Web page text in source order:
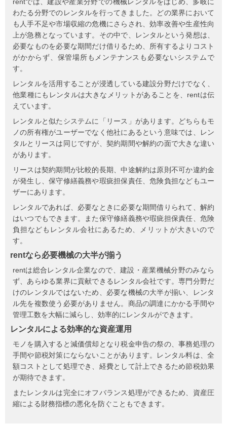
わたる分野でのレンタルを行ってきました。どの業界において
も人手不足や市場収縮の危機にさらされ、効率改善や生産性向
上が急務となっています。その中で、レンタルという発想は、
必要なものを必要な期間だけ借りるため、所有するよりコスト
がかからず、保管場所もメンテナンスも必要ないシステムで
す。
レンタルを活用することが浸透している建設分野だけでなく、
他業種にもレンタルは大きなメリットがあることを、rentは伝
えています。
レンタルと似たシステムに「リース」があります。どちらもモ
ノの所有権がユーザーでなく他社にあるという意味では、レン
タルとリースは同じですが、契約期間や解約の面で大きな違い
があります。
リースは契約期間が比較的長期、中途解約は原則不可か違約金
が発生し、保守修繕義務や瑕疵担保責任、危険負担などもユー
ザーにあります。
レンタルであれば、必要なときに必要な期間借りられて、解約
はいつでもできます。また保守修繕義務や瑕疵担保責任、危険
負担などもレンタル会社にあるため、メリットが大きいので
す。
rentなら必要機械の大半が揃う
rentは総合レンタル企業なので、建設・産業機械分野のみなら
ず、あらゆる業界に貢献できるレンタル会社です。専門分野だ
けのレンタルではないため、必要な機械の大半が揃い、レンタ
ル先を複数使う必要がありません。商品の調達にかかる手間や
管理工数を大幅に減らし、効率的にレンタルができます。
レンタルによる効率的な資産運用
モノを購入すると減価償却となり税金申告の祭の、事務処理の
手間や節税対策にならないことがあります。レンタル料は、全
額コストとして処理でき、経費として計上できるため節税効果
が期待できます。
またレンタルは完全にオフバランス処理ができるため、資産圧
縮による財務指標の悪化を防ぐこともできます。